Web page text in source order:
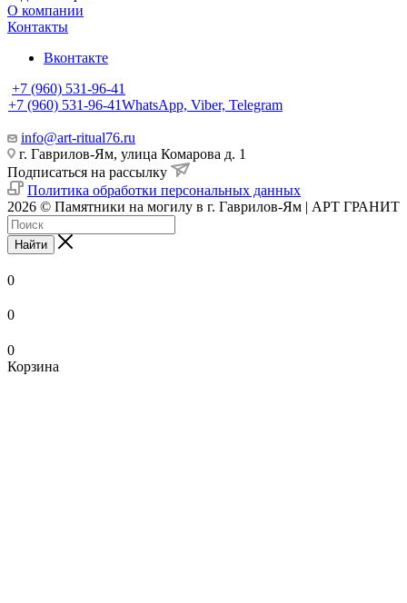
О компании
Контакты
Вконтакте
+7 (960) 531-96-41
+7 (960) 531-96-41WhatsApp, Viber, Telegram
info@art-ritual76.ru
г. Гаврилов-Ям, улица Комарова д. 1
Подписаться на рассылку
Политика обработки персональных данных
2026 © Памятники на могилу в г. Гаврилов-Ям | АРТ ГРАНИТ
Найти
0
0
0
Корзина